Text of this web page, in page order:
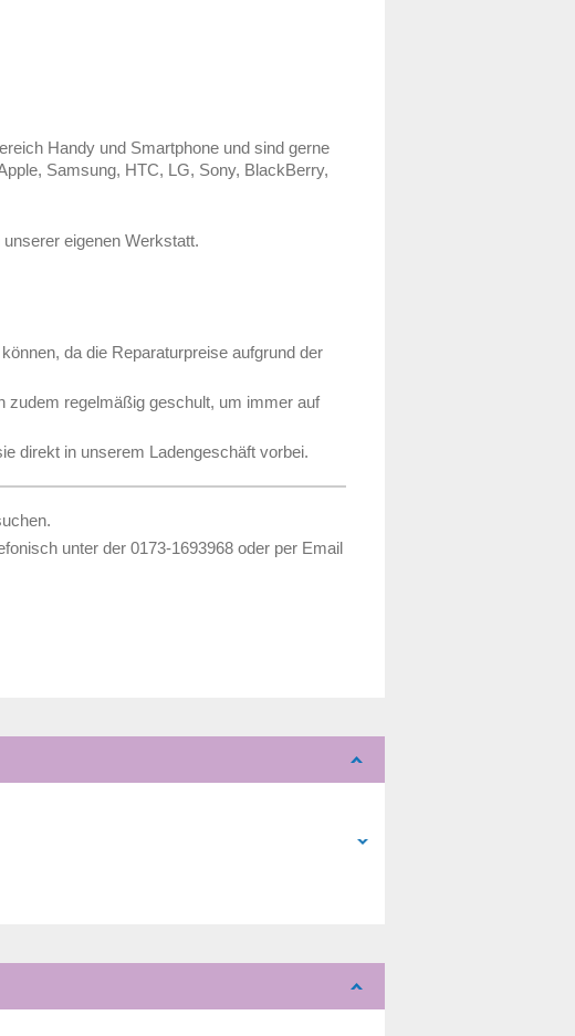
Handy und Smartphone und sind gerne
Samsung, HTC, LG, Sony, BlackBerry,
unserer eigenen Werkstatt.
da die Reparaturpreise aufgrund der
zudem regelmäßig geschult, um immer auf
direkt in unserem Ladengeschäft vorbei.
unter der 0173-1693968 oder per Email